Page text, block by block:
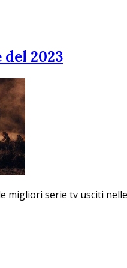
2023
migliori serie tv usciti